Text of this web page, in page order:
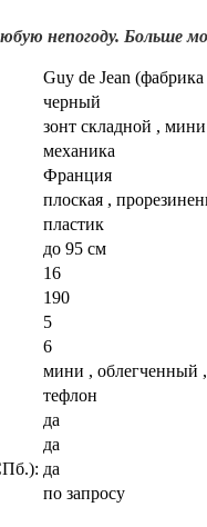
непогоду. Больше
Guy de Jean
черный
зонт складной ,
механика
Франция
плоская ,
пластик
до 95 см
16
190
5
6
мини , облегченный ,
тефлон
да
да
да
по запросу